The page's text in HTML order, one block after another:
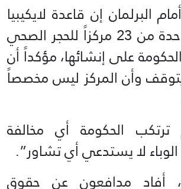
البرلمان إن قاعدة لايكيبيا
الجوية هي واحدة من 23 مركزاً للحجر الصحي
على إنشائها، مؤكداً أن
وأن المركز ليس مخصصاً
الحكومة أي مخالفة
الوباء لا يستدعي أي تشاور”.
أفاد مدافعون عن حقوق